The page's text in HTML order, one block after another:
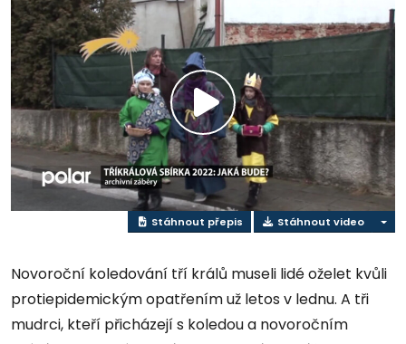
Přehrát
video
Stáhnout přepis Stáhnout video
Novoroční koledování tří králů museli lidé oželet kvůli
protiepidemickým opatřením už letos v lednu. A tři
mudrci, kteří přicházejí s koledou a novoročním